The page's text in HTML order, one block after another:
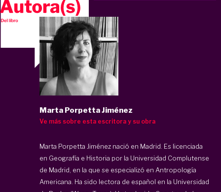
Marta Porpetta Jiménez
Ve más sobre esta escritora y su obra
Marta Porpetta Jiménez nació en Madrid. Es licenciada
en Geografía e Historia por la Universidad Complutense
de Madrid, en la que se especializó en Antropología
Americana. Ha sido lectora de español en la Universidad